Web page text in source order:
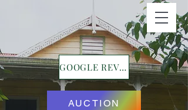
GOOGLE REVIEWS
AUCTION